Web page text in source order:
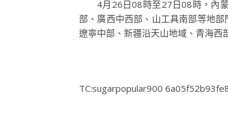
4月26日08時至27日08時，內
部、廣西中西部、山工具南部等地
遼寧中部、新疆沿天山地域、青海西
TC:sugarpopular900